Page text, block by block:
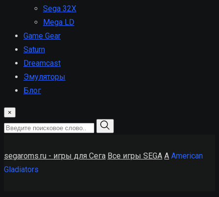
Sega 32X
Mega LD
Game Gear
Saturn
Dreamcast
Эмуляторы
Блог
×
segaroms.ru - игры для Сега Все игры SEGA A American
Gladiators